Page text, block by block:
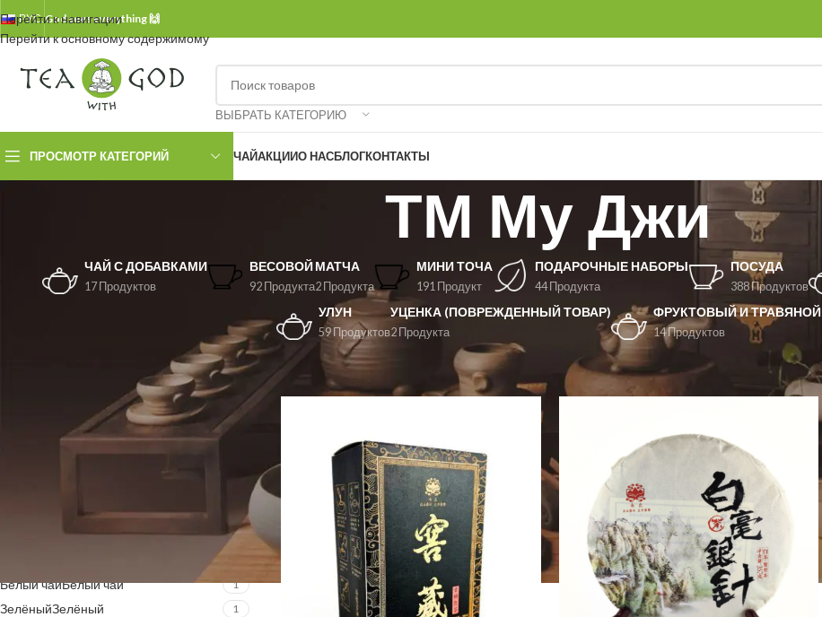
Перейти к навигации
Перейти к основному содержимому
РУС.God sees everything 🙌
ВЫБРАТЬ КАТЕГОРИЮ
ПРОСМОТР КАТЕГОРИЙ ЧАЙАКЦИИО НАСБЛОГКОНТАКТЫ
ТМ Му Джи
ЧАЙ С ДОБАВКАМИ
17 Продуктов
ВЕСОВОЙ
92 Продукта
МАТЧА
2 Продукта
МИНИ ТОЧА
191 Продукт
ПОДАРОЧНЫЕ НАБОРЫ
44 Продукта
ПОСУДА
388 Продуктов
УЛУН
59 Продуктов
УЦЕНКА (ПОВРЕЖДЕННЫЙ ТОВАР)
2 Продукта
ФРУКТОВЫЙ И ТРАВЯНОЙ
14 Продуктов
ФИЛЬТРОВАТЬ ПО ЦЕНЕ
Белый чайБелый чай 1
ЗелёныйЗелёный 1
Главная страница ТМ Му Джи 9 12